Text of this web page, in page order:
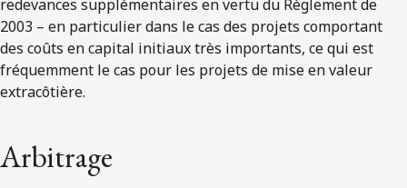
redevances supplémentaires en vertu du Règlement de
2003 – en particulier dans le cas des projets comportant
des coûts en capital initiaux très importants, ce qui est
fréquemment le cas pour les projets de mise en valeur
extracôtière.
Arbitrage